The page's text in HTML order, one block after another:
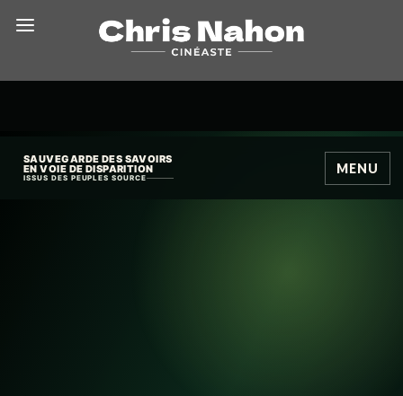
SAUVEGARDE DES SAVOIRS
EN VOIE DE DISPARITION
ISSUS DES PEUPLES SOURCE
MENU